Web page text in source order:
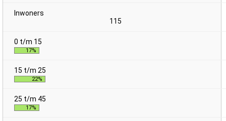
115
17%
22%
17%